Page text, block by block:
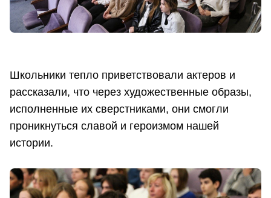
Школьники тепло приветствовали актеров и
рассказали, что через художественные образы,
исполненные их сверстниками, они смогли
проникнуться славой и героизмом нашей
истории.